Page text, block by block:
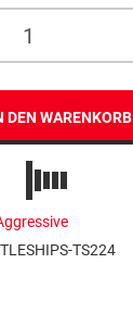
DEN WARENKORB
TS224